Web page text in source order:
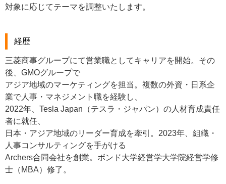
対象に応じてテーマを調整いたします。
経歴
三菱商事グループにて営業職としてキャリアを開始。その
後、GMOグループで
アジア地域のマーケティングを担当。複数の外資・日系企
業で人事・マネジメント職を経験し、
2022年、Tesla Japan（テスラ・ジャパン）の人材育成責任
者に就任、
日本・アジア地域のリーダー育成を牽引。2023年、組織・
人事コンサルティングを手がける
Archers合同会社を創業。ボンド大学経営学大学院経営学修
士（MBA）修了。